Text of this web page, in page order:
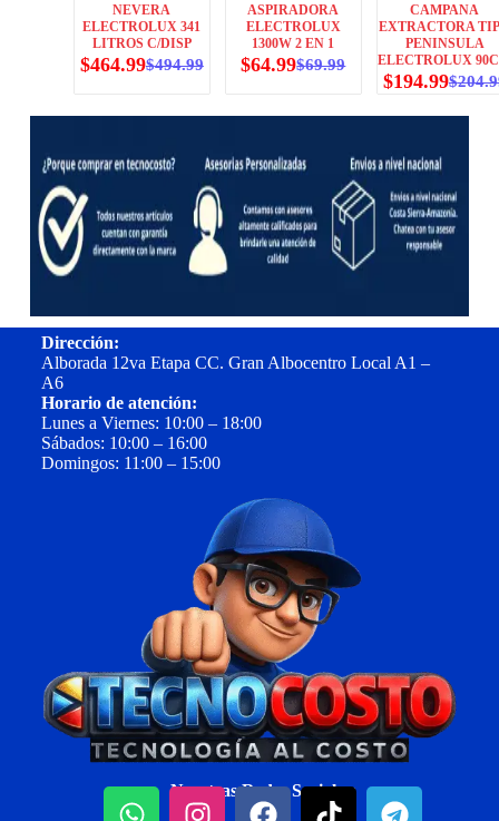
NEVERA
ELECTROLUX 341
LITROS C/DISP
$494.99
$464.99
ASPIRADORA
ELECTROLUX
1300W 2 EN 1
$69.99
$64.99
CAMPANA
EXTRACTORA
PENINSULA
ELECTROLUX
$
$194.99
Dirección:
Alborada 12va Etapa CC. Gran Albocentro Local A1 –
A6
Horario de atención:
Lunes a Viernes: 10:00 – 18:00
Sábados: 10:00 – 16:00
Domingos: 11:00 – 15:00
Nuestras Redes Sociales: